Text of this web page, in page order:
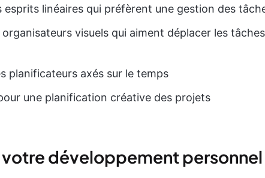
esprits linéaires qui préfèrent une gestion des
visuels qui aiment déplacer les
planificateurs axés sur le temps
une planification créative des projets
développement personnel